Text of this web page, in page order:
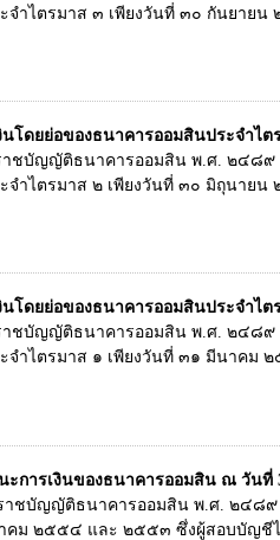
จำไตรมาส ๓ เพียงวันที่ ๓๐ กันยาย
นโดยย่อของธนาคารออมสินประจำไ
ชบัญญัติธนาคารออมสิน พ.ศ. ๒๔๘๙
จำไตรมาส ๒ เพียงวันที่ ๓๐ มิถุนาย
นโดยย่อของธนาคารออมสินประจำไต
ชบัญญัติธนาคารออมสิน พ.ศ. ๒๔๘๙
จำไตรมาส ๑ เพียงวันที่ ๓๑ มีนาคม
ะการเงินของธนาคารออมสิน ณ วันที่
ชบัญญัติธนาคารออมสิน พ.ศ. ๒๔๘๙
ม ๒๕๕๔ และ ๒๕๕๓ ซึ่งผู้สอบบัญชีไ